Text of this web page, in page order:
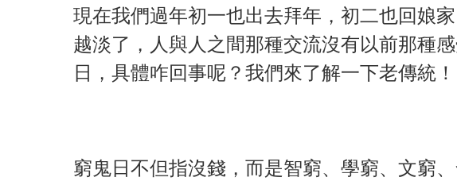
現在我們過年初一也出去拜年，初二也回娘
越淡了，人與人之間那種交流沒有以前那種
日，具體咋回事呢？我們來了解一下老傳統！
窮鬼日不但指沒錢，而是智窮、學窮、文窮